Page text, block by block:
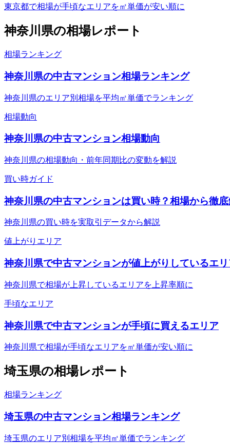
東京都で相場が手頃なエリアを㎡単価が安い順に
神奈川県の相場レポート
相場ランキング
神奈川県の中古マンション相場ランキング
神奈川県のエリア別相場を平均㎡単価でランキング
相場動向
神奈川県の中古マンション相場動向
神奈川県の相場動向・前年同期比の変動を解説
買い時ガイド
神奈川県の中古マンションは買い時？相場から徹
神奈川県の買い時を実取引データから解説
値上がりエリア
神奈川県で中古マンションが値上がりしているエ
神奈川県で相場が上昇しているエリアを上昇率順に
手頃なエリア
神奈川県で中古マンションが手頃に買えるエリア
神奈川県で相場が手頃なエリアを㎡単価が安い順に
埼玉県の相場レポート
相場ランキング
埼玉県の中古マンション相場ランキング
埼玉県のエリア別相場を平均㎡単価でランキング